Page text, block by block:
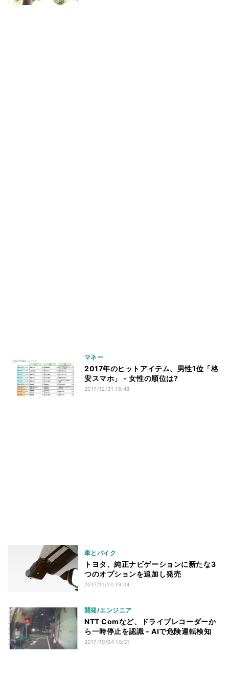
マネー
2017年のヒットアイテム、男性1位「格
安スマホ」 - 女性の順位は?
2017/12/31 16:48
車とバイク
トヨタ、純正ナビゲーションに新たな3
つのオプションを追加し発売
2017/11/20 19:04
開発/エンジニア
NTT Comなど、ドライブレコーダーか
ら一時停止を認識 - AIで危険運転検知
2017/10/04 10:31